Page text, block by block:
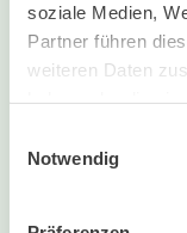
soziale Medien,
Partner führen
weiteren Daten
Notwendig